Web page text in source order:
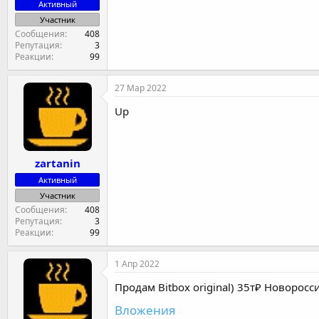
Активный
Участник
Сообщения
408
Репутация
3
Реакции
99
zartanin
Активный
Участник
Сообщения
408
Репутация
3
Реакции
99
27 Мар 2022
Up
1 Апр 2022
Продам Bitbox original) 35т₽
Вложения